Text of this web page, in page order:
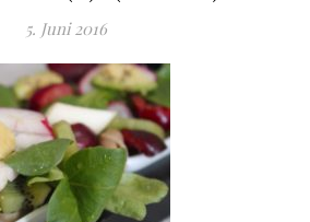
5. Juni 2016